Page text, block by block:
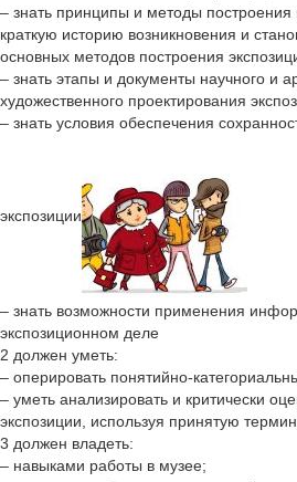
– знать принципы и методы построения
краткую историю возникновения и
основных методов построения
– знать этапы и документы научного и
художественного проектирования
– знать условия обеспечения
экспозиции
– знать возможности применения
экспозиционном деле
2 должен уметь:
– оперировать понятийно-
– уметь анализировать и критически
экспозиции, используя принятую
3 должен владеть:
– навыками работы в музее;